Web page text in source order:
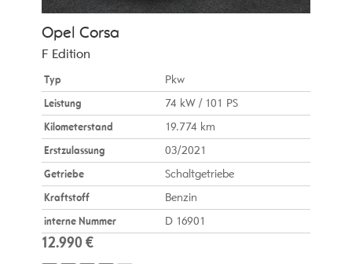
Opel Corsa
F Edition
Typ
Pkw
Leistung
74 kW / 101 PS
Kilometerstand
19.774 km
Erstzulassung
03/2021
Getriebe
Schaltgetriebe
Kraftstoff
Benzin
interne Nummer
D 16901
12.990 €